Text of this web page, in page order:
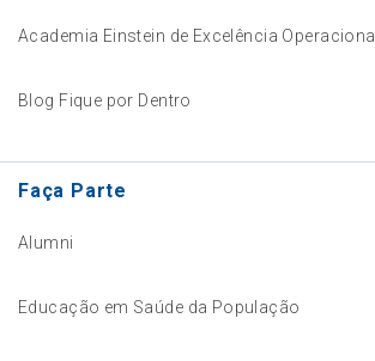
Academia Einstein de Excelência Operacional
Blog Fique por Dentro
Faça Parte
Alumni
Educação em Saúde da População